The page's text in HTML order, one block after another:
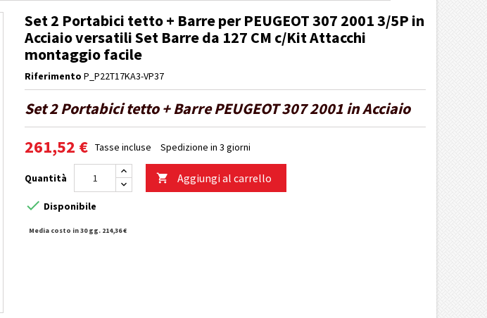
Set 2 Portabici tetto + Barre per PEUGEOT 307 2001 3/5P in
Acciaio versatili Set Barre da 127 CM c/Kit Attacchi
montaggio facile
Riferimento P_P22T17KA3-VP37
Set 2 Portabici tetto + Barre PEUGEOT 307 2001 in Acciaio
261,52 € Tasse incluse Spedizione in 3 giorni
Quantità  Aggiungi al carrello
 Disponibile
Media costo in 30 gg. 214,36 €